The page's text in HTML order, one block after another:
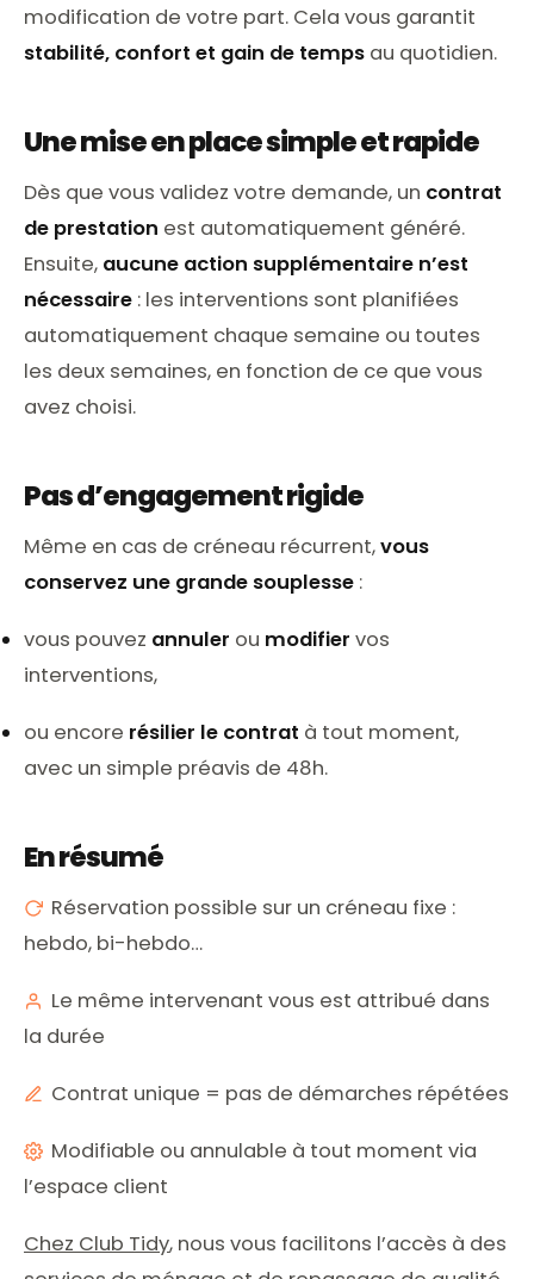
modification de votre part. Cela vous garantit
stabilité, confort et gain de temps au quotidien.
Une mise en place simple et rapide
Dès que vous validez votre demande, un contrat
de prestation est automatiquement généré.
Ensuite, aucune action supplémentaire n’est
nécessaire : les interventions sont planifiées
automatiquement chaque semaine ou toutes
les deux semaines, en fonction de ce que vous
avez choisi.
Pas d’engagement rigide
Même en cas de créneau récurrent,vous
conservez une grande souplesse :
vous pouvez annuler ou modifier vos
interventions,
ou encore résilier le contrat à tout moment,
avec un simple préavis de 48h.
En résumé
Réservation possible sur un créneau fixe :
hebdo, bi-hebdo…
Le même intervenant vous est attribué dans
la durée
Contrat unique = pas de démarches répétées
Modifiable ou annulable à tout moment via
l’espace client
Chez Club Tidy, nous vous facilitons l’accès à des